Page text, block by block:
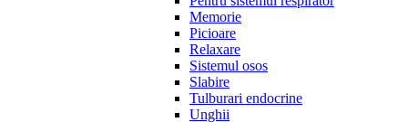
Memorie
Picioare
Relaxare
Sistemul osos
Slabire
Tulburari endocrine
Unghii